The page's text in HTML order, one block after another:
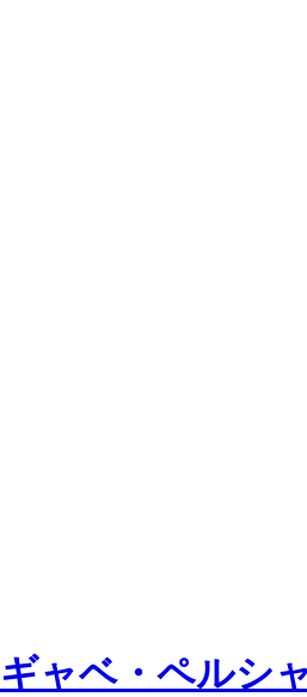
ャベ・ペルシ